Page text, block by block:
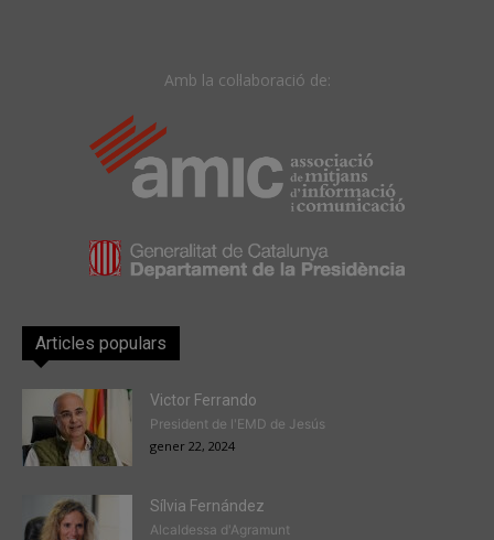
Amb la col·laboració de:
Articles populars
Victor Ferrando
President de l'EMD de Jesús
gener 22, 2024
Sílvia Fernández
Alcaldessa d'Agramunt